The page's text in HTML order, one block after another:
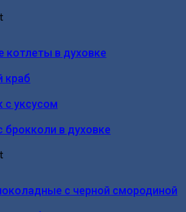
котлеты в духовке
краб
уксусом
брокколи в духовке
с черной смородиной